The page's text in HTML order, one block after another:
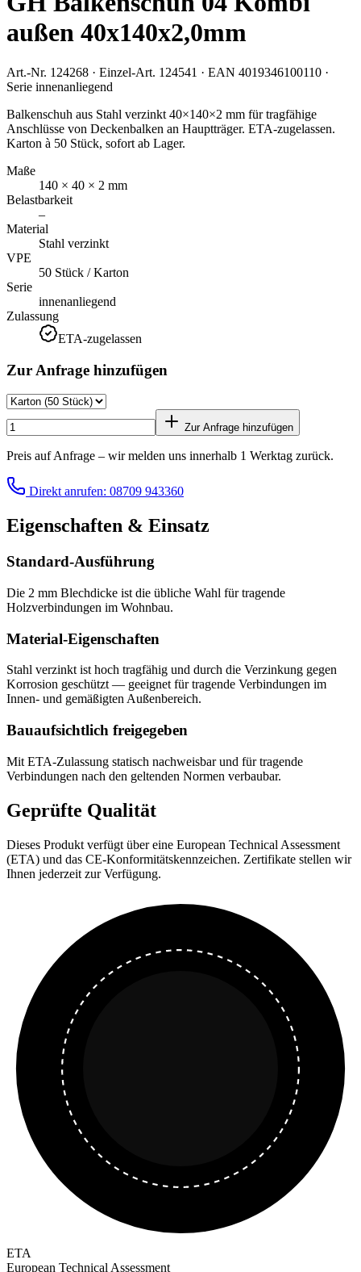
außen 40x140x2,0mm
Art.-Nr. 124268 · Einzel-Art. 124541 · EAN 4019346100110 ·
Serie innenanliegend
Balkenschuh aus Stahl verzinkt 40×140×2 mm für tragfähige
Anschlüsse von Deckenbalken an Hauptträger. ETA-zugelassen.
Karton à 50 Stück, sofort ab Lager.
Maße
140 × 40 × 2 mm
Belastbarkeit
–
Material
Stahl verzinkt
VPE
50 Stück / Karton
Serie
innenanliegend
Zulassung
ETA-zugelassen
Zur Anfrage hinzufügen
Zur Anfrage hinzufügen
Preis auf Anfrage – wir melden uns innerhalb 1 Werktag zurück.
Direkt anrufen: 08709 943360
Eigenschaften & Einsatz
Standard-Ausführung
Die 2 mm Blechdicke ist die übliche Wahl für tragende
Holzverbindungen im Wohnbau.
Material-Eigenschaften
Stahl verzinkt ist hoch tragfähig und durch die Verzinkung gegen
Korrosion geschützt — geeignet für tragende Verbindungen im
Innen- und gemäßigten Außenbereich.
Bauaufsichtlich freigegeben
Mit ETA-Zulassung statisch nachweisbar und für tragende
Verbindungen nach den geltenden Normen verbaubar.
Geprüfte Qualität
Dieses Produkt verfügt über eine European Technical Assessment
(ETA) und das CE-Konformitätskennzeichen. Zertifikate stellen wir
Ihnen jederzeit zur Verfügung.
ETA
European Technical Assessment